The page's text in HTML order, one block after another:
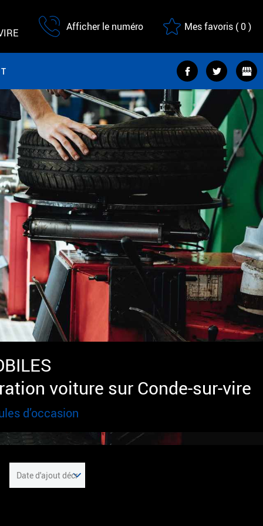
Afficher le numéro Mes favoris (0)
voiture sur Conde-sur-vire
d’occasion